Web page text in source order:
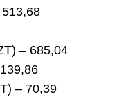
– 685,04
– 70,39